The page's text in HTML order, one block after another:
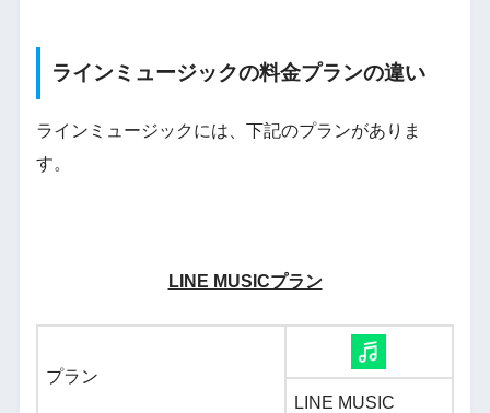
ラインミュージックの料金プランの違い
ラインミュージックには、下記のプランがありま
す。
LINE MUSICプラン
プラン
LINE MUSIC